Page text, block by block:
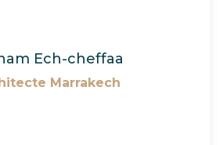
Ech-cheffaa
Marrakech